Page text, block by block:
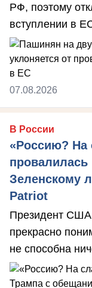
РФ, поэтому
вступлении в
07.08.2026
В России
«Россию? На
Зеленскому
Patriot
Президент США
прекрасно
не способна